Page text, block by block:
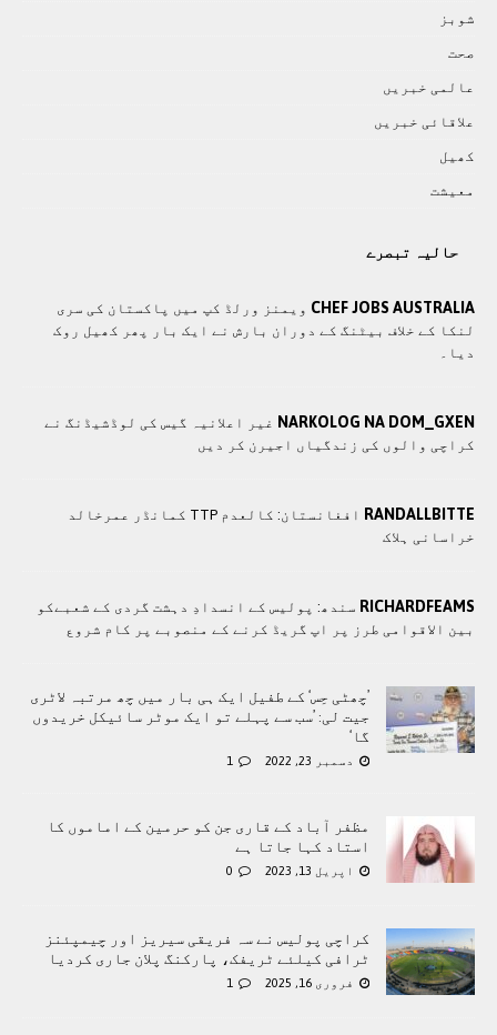
شوبز
صحت
عالمی خبريں
علاقائی خبريں
کھيل
معيشت
حالیہ تبصرے
CHEF JOBS AUSTRALIA ویمنز ورلڈ کپ میں پاکستان کی سری
لنکا کے خلاف بیٹنگ کے دوران بارش نے ایک بار پھر کھیل روک
دیا۔
NARKOLOG NA DOM_GXEN غیر اعلانیہ گیس کی لوڈشیڈنگ نے
کراچی والوں کی زندگیاں اجیرن کر دیں
RANDALLBITTE
افغانستان: کالعدم TTP کمانڈر عمرخالد
خراسانی ہلاک
RICHARDFEAMS سندھ: پوليس کے انسدادِ دہشت گردی کے شعبےکو
بین الاقوامی طرز پر اپ گریڈ کرنے کے منصوبے پر کام شروع
’چھٹی حِس‘ کے طفیل ایک ہی بار میں چھ مرتبہ لاٹری
جیت لی: ’سب سے پہلے تو ایک موٹر سائیکل خریدوں
گا‘
دسمبر 23, 2022 1
مظفر آباد کے قاری جن کو حرمین کے اماموں کا
استاد کہا جاتا ہے
اپریل 13, 2023 0
کراچی پولیس نے سہ فریقی سیریز اور چیمپئنز
ٹرافی کیلئے ٹریفک، پارکنگ پلان جاری کردیا
فروری 16, 2025 1